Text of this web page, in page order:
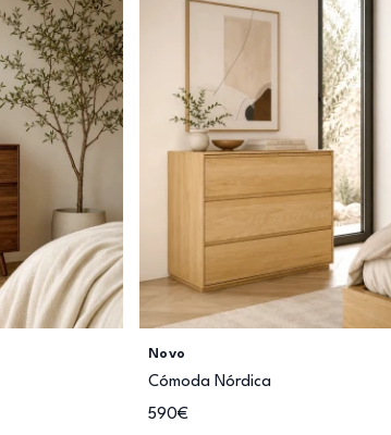
Novo
Cómoda Nórdica
590€